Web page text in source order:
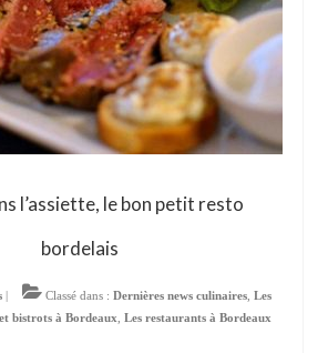
l’assiette, le bon petit resto
bordelais
Classé dans : Dernières news culinaires Les
bistrots à Bordeaux Les restaurants à Bordeaux